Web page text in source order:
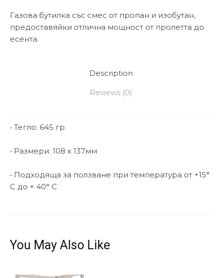
Газова бутилка със смес от пропан и изобутан,
предоставяйки отлична мощност от пролетта до
есента.
Description
Reviews (0)
• Тегло: 645 гр
• Размери: 108 х 137мм
• Подходяща за ползване при температура от +15°
C до + 40° C
You May Also Like